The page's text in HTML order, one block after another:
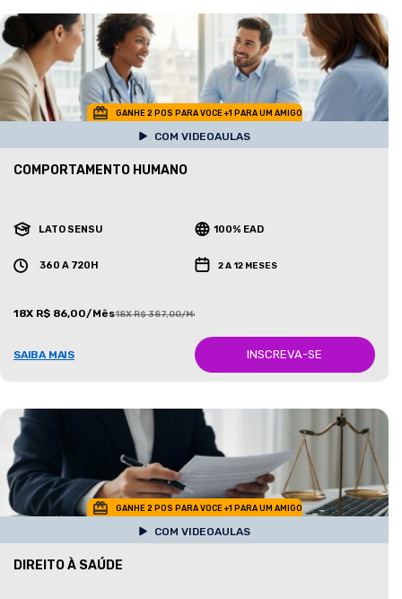
GANHE 2 POS PARA VOCE +1 PARA UM AMIGO
COM VIDEOAULAS
COMPORTAMENTO HUMANO
LATO SENSU 100% EAD
360 A 720H 2 A 12 MESES
18X R$ 86,00/Mês18X R$ 387,00/Mês
SAIBA MAIS INSCREVA-SE
GANHE 2 POS PARA VOCE +1 PARA UM AMIGO
COM VIDEOAULAS
DIREITO À SAÚDE